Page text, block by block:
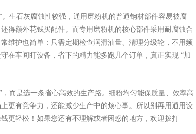
。生石灰腐蚀性较强，通用磨粉机的普通钢材部件容易被腐
得额外花钱买配件。而专用磨粉机的核心部件采用耐腐蚀合
维护也简单：只需定期检查润滑油量、清理分级轮，不用频
在车间盯设备，省下的精力能多跑几个订单，真正实现 “加
，而是选一条省心高效的生产路。细粉均匀能保质量、效率高
更有竞争力，还能减少生产中的烦心事。所以别再用通用设
更轻松！如果您还有不理解或者困惑的地方，欢迎拨打